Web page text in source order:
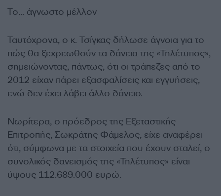
Το… άγνωστο μέλλον
Ταυτόχρονα, ο κ. Τσίγκας δήλωσε άγνοια για το
πώς θα ξεχρεωθούν τα δάνεια της «Τηλέτυπος»,
σημειώνοντας, πάντως, ότι οι τράπεζες από το
2012 είχαν πάρει εξασφαλίσεις και εγγυήσεις,
ενώ δεν έχει λάβει άλλο δάνειο.
Νωρίτερα, ο πρόεδρος της Εξεταστικής
Επιτροπής, Σωκράτης Φάμελος, είχε αναφέρει
ότι, σύμφωνα με τα στοιχεία που έχουν σταλεί, ο
συνολικός δανεισμός της «Τηλέτυπος» είναι
ύψους 112.689.000 ευρώ.